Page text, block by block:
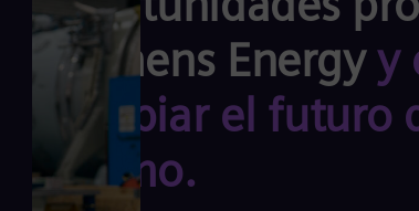
Siemens Energyy
cambiar el futuro
mismo.